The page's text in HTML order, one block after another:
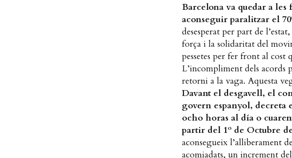
Barcelona va quedar a les
aconseguir paralitzar el
desesperat per part de
força i la solidaritat del
pessetes per fer front al cost
L’incompliment dels acords
retorni a la vaga. Aquesta
Davant el desgavell, el
govern espanyol, decreta
ocho horas al día o
partir del 1º de Octubre
aconsegueix l’alliberament
acomiadats, un increment